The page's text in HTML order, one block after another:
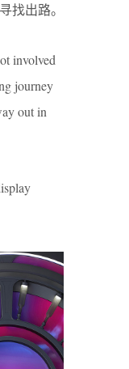
找出路。
involved
journey
out in